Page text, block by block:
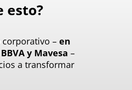
esto?
corporativo – en
y Mavesa –
a transformar